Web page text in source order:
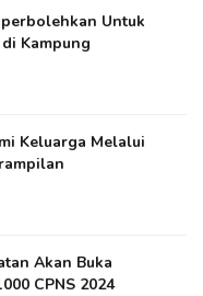
Untuk
Kampung
Keluarga Melalui
Akan Buka
CPNS 2024